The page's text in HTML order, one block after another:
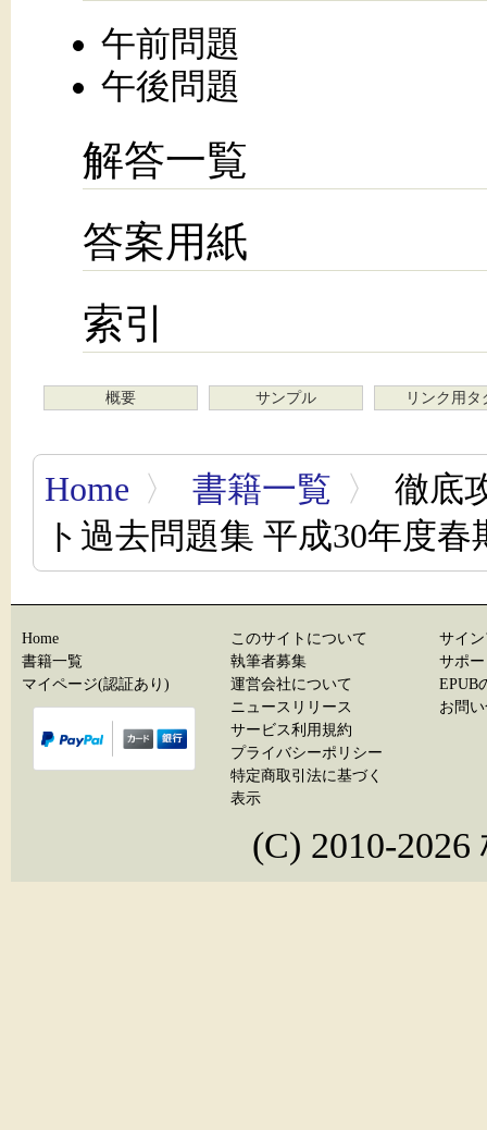
午前問題
午後問題
解答一覧
答案用紙
索引
概要 サンプル リンク用タ
Home 〉 書籍一覧 〉
徹底
ト過去問題集 平成30年度春
Home
書籍一覧
マイページ(認証あり)
このサイトについて
執筆者募集
運営会社について
ニュースリリース
サービス利用規約
プライバシーポリシー
特定商取引法に基づく
表示
サイ
サポ
EPUB
お問
(C) 2010-